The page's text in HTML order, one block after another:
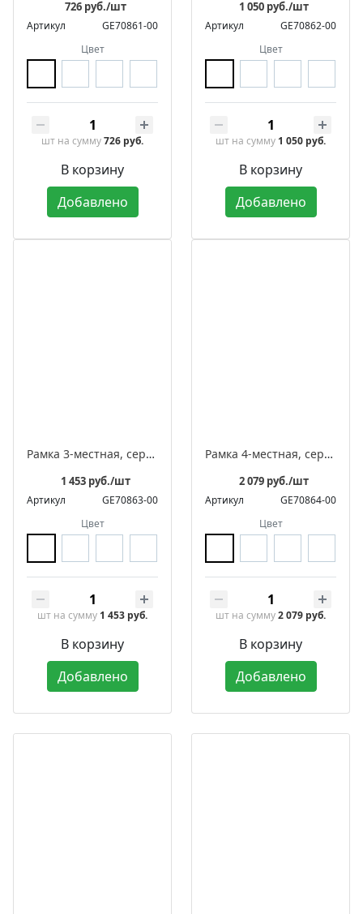
726 руб./шт
Артикул
GE70861-00
Цвет
шт на сумму726 руб.
В корзину
Добавлено
1 050 руб./шт
Артикул
GE70862-00
Цвет
шт на сумму 1 050 руб.
В корзину
Добавлено
Рамка 3-местная, серия ЛАХТА «СенатЪ», прямоугольник
1 453 руб./шт
Артикул
GE70863-00
Цвет
шт на сумму 1 453 руб.
В корзину
Добавлено
Рамка 4-местная, серия ЛАХТА «СенатЪ», прямоугольник
2 079 руб./шт
Артикул
GE70864-00
Цвет
шт на сумму2 079 руб.
В корзину
Добавлено